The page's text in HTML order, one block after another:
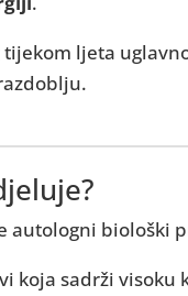
tijekom ljeta
autologni biološki
koja sadrži